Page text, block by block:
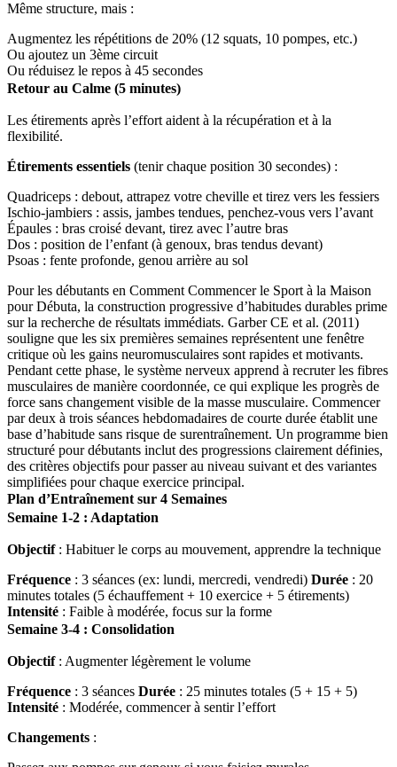
Même structure, mais :
Augmentez les répétitions de 20% (12 squats, 10 pompes, etc.)
Ou ajoutez un 3ème circuit
Ou réduisez le repos à 45 secondes
Retour au Calme (5 minutes)
Les étirements après l’effort aident à la récupération et à la
flexibilité.
Étirements essentiels (tenir chaque position 30 secondes) :
Quadriceps : debout, attrapez votre cheville et tirez vers les fessiers
Ischio-jambiers : assis, jambes tendues, penchez-vous vers l’avant
Épaules : bras croisé devant, tirez avec l’autre bras
Dos : position de l’enfant (à genoux, bras tendus devant)
Psoas : fente profonde, genou arrière au sol
Pour les débutants en Comment Commencer le Sport à la Maison
pour Débuta, la construction progressive d’habitudes durables prime
sur la recherche de résultats immédiats. Garber CE et al. (2011)
souligne que les six premières semaines représentent une fenêtre
critique où les gains neuromusculaires sont rapides et motivants.
Pendant cette phase, le système nerveux apprend à recruter les fibres
musculaires de manière coordonnée, ce qui explique les progrès de
force sans changement visible de la masse musculaire. Commencer
par deux à trois séances hebdomadaires de courte durée établit une
base d’habitude sans risque de surentraînement. Un programme bien
structuré pour débutants inclut des progressions clairement définies,
des critères objectifs pour passer au niveau suivant et des variantes
simplifiées pour chaque exercice principal.
Plan d’Entraînement sur 4 Semaines
Semaine 1-2 : Adaptation
Objectif: Habituer le corps au mouvement, apprendre la technique
Fréquence : 3 séances (ex: lundi, mercredi, vendredi) Durée : 20
minutes totales (5 échauffement + 10 exercice + 5 étirements)
Intensité : Faible à modérée, focus sur la forme
Semaine 3-4 : Consolidation
Objectif: Augmenter légèrement le volume
Fréquence : 3 séances Durée : 25 minutes totales (5 + 15 + 5)
Intensité : Modérée, commencer à sentir l’effort
Changements :